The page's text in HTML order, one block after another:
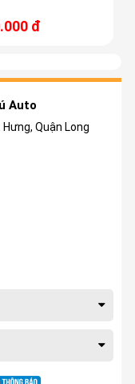
đ
Auto
Quận Long